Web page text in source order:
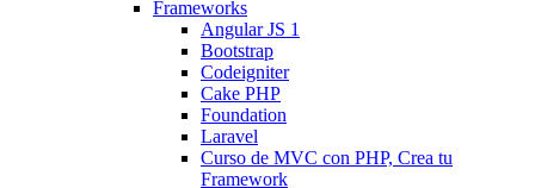
Frameworks
Angular JS 1
Bootstrap
Codeigniter
Cake PHP
Foundation
Laravel
Curso de MVC con PHP, Crea tu
Framework